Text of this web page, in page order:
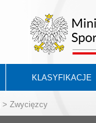
KLASYFIKACJE
> Zwycięzcy